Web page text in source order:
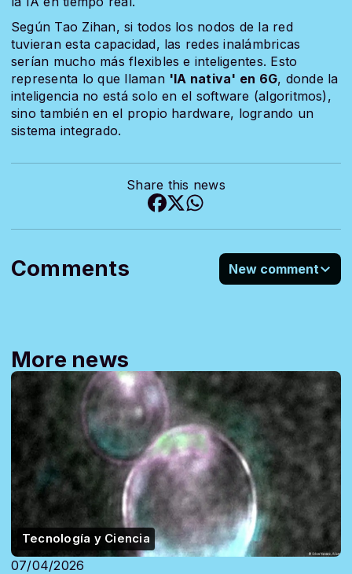
Según Tao Zihan, si todos los nodos de la red
tuvieran esta capacidad, las redes inalámbricas
serían mucho más flexibles e inteligentes. Esto
representa lo que llaman 'IA nativa' en 6G, donde la
inteligencia no está solo en el software (algoritmos),
sino también en el propio hardware, logrando un
sistema integrado.
Share this news
Comments New comment
More news
Tecnología y Ciencia
07/04/2026